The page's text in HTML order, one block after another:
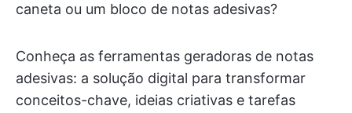
caneta ou um bloco de notas adesivas?
Conheça as ferramentas geradoras de notas
adesivas: a solução digital para transformar
conceitos-chave, ideias criativas e tarefas